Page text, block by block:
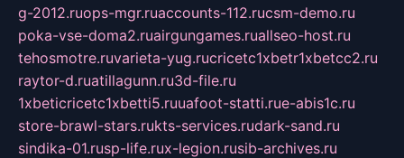
g-2012.ruops-mgr.ruaccounts-112.rucsm-demo.ru
poka-vse-doma2.ruairgungames.ruallseo-host.ru
tehosmotre.ruvarieta-yug.rucricetc1xbetr1xbetcc2.ru
raytor-d.ruatillagunn.ru3d-file.ru
1xbeticricetc1xbetti5.ruuafoot-statti.rue-abis1c.ru
store-brawl-stars.rukts-services.rudark-sand.ru
sindika-01.rusp-life.rux-legion.rusib-archives.ru